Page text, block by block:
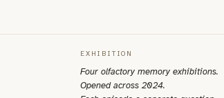
EXHIBITION
Four olfactory memory exhibitions.
Opened across 2024.